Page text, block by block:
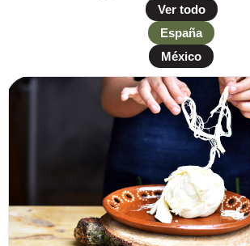
Ver todo
España
México